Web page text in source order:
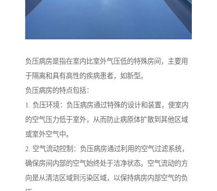
负压病房是指在室内比室外气压低的特殊房间，主要用
于隔离和具有高性的疾病患者，如新型。
负压病房的特点包括：
1. 负压环境：负压病房通过特殊的设计和装置，使室内
的空气压力低于室外，从而防止病原体扩散到其他区域
或室外空气中。
2. 空气流动控制：负压病房通过利用的空气过滤系统，
确保房间内部的空气始终处于洁净状态。空气流动的方
向是从清洁区域到污染区域，以保持病房内部空气的负